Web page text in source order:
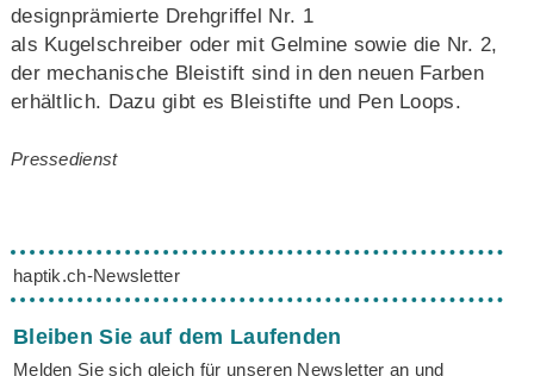
designprämierte Drehgriffel Nr. 1
als Kugelschreiber oder mit Gelmine sowie die Nr. 2,
der mechanische Bleistift sind in den neuen Farben
erhältlich. Dazu gibt es Bleistifte und Pen Loops.
Pressedienst
haptik.ch-Newsletter
Bleiben Sie auf dem Laufenden
Melden Sie sich gleich für unseren Newsletter an und